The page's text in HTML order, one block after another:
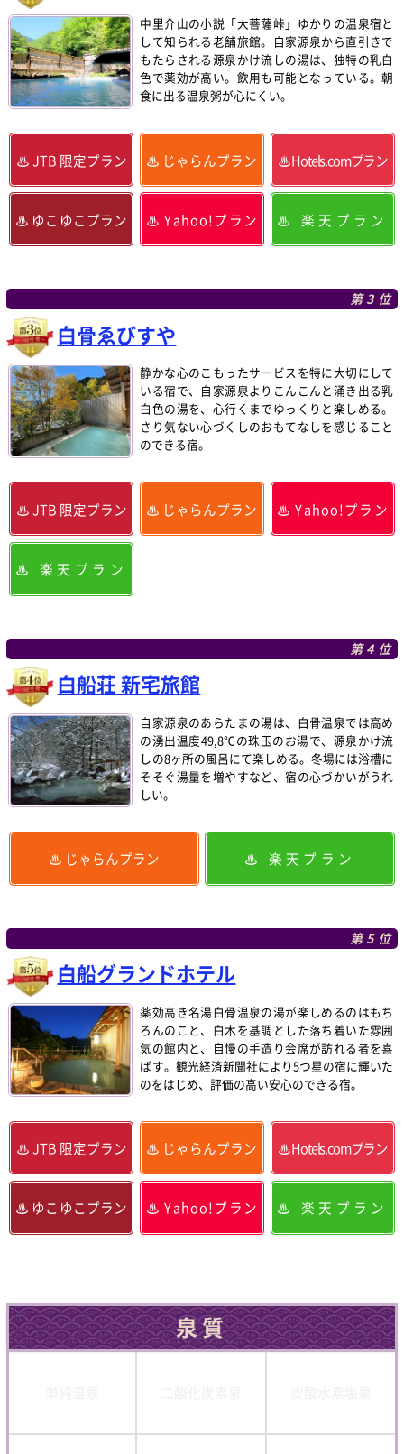
中里介山の小説「大菩薩峠」ゆかりの温泉宿と
して知られる老舗旅館。自家源泉から直引きで
もたらされる源泉かけ流しの湯は、独特の乳白
色で薬効が高い。飲用も可能となっている。朝
食に出る温泉粥が心にくい。
JTB 限定プラン じゃらんプラン Hotels.comプラン
ゆこゆこプラン Yahoo!プラン 楽天プラン
第3位
白骨ゑびすや
静かな心のこもったサービスを特に大切にして
いる宿で、自家源泉よりこんこんと涌き出る乳
白色の湯を、心行くまでゆっくりと楽しめる。
さり気ない心づくしのおもてなしを感じること
のできる宿。
JTB 限定プラン じゃらんプラン Yahoo!プラン
楽天プラン
第4位
白船荘 新宅旅館
自家源泉のあらたまの湯は、白骨温泉では高め
の湧出温度49,8℃の珠玉のお湯で、源泉かけ流
しの8ヶ所の風呂にて楽しめる。冬場には浴槽に
そそぐ湯量を増やすなど、宿の心づかいがうれ
しい。
じゃらんプラン 楽天プラン
第5位
白船グランドホテル
薬効高き名湯白骨温泉の湯が楽しめるのはもち
ろんのこと、白木を基調とした落ち着いた雰囲
気の館内と、自慢の手造り会席が訪れる者を喜
ばす。観光経済新聞社により5つ星の宿に輝いた
のをはじめ、評価の高い安心のできる宿。
JTB 限定プラン じゃらんプラン Hotels.comプラン
ゆこゆこプラン Yahoo!プラン 楽天プラン
泉質